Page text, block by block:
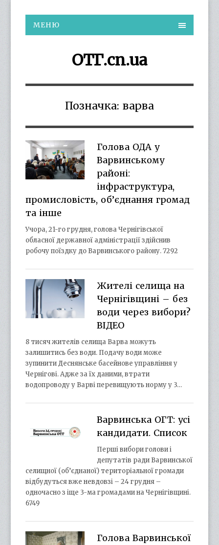
МЕНЮ
ОТГ.cn.ua
Позначка: варва
Голова ОДА у
Варвинському
районі:
інфраструктура,
промисловість, об’єднання громад
та інше
Учора, 21-го грудня, голова Чернігівської
обласної державної адміністрації здійснив
робочу поїздку до Варвинського району. 7292
Жителі селища на
Чернігівщині – без
води через вибори?
ВІДЕО
8 тисяч жителів селища Варва можуть
залишитись без води. Подачу води може
зупинити Деснянське басейнове управління у
Чернігові. Адже за їх даними, втрати
водопроводу у Варві перевищують норму у 3…
Варвинська ОГТ: усі
кандидати. Список
Перші вибори голови і
депутатів ради Варвинської
селищної (об’єднаної) територіальної громади
відбудуться вже невдовзі – 24 грудня –
одночасно з іще 3-ма громадами на Чернігівщині.
6749
Голова Варвинської